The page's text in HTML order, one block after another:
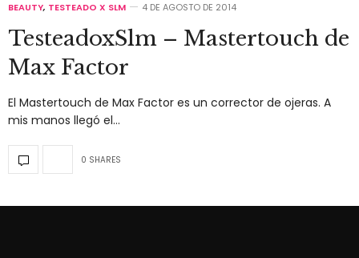
BEAUTY, TESTEADO X SLM 4 DE AGOSTO DE 2014
TesteadoxSlm – Mastertouch de
Max Factor
El Mastertouch de Max Factor es un corrector de ojeras. A
mis manos llegó el…
0 SHARES